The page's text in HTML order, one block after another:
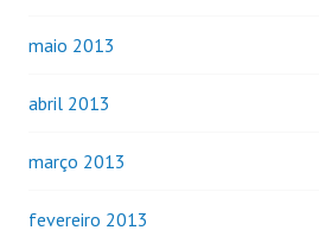
maio 2013
abril 2013
março 2013
fevereiro 2013